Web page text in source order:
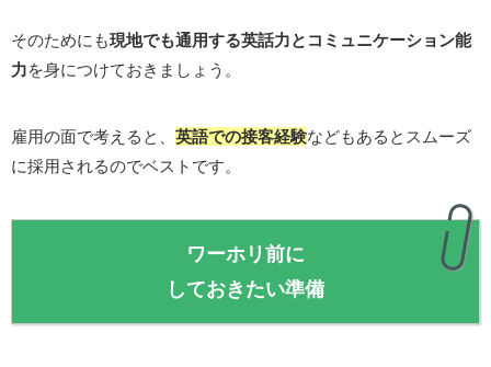
そのためにも現地でも通用する英話力とコミュニケーション能
力を身につけておきましょう。
雇用の面で考えると、 英語での接客経験などもあるとスムーズ
に採用されるのでベストです。
ワーホリ前に
しておきたい準備